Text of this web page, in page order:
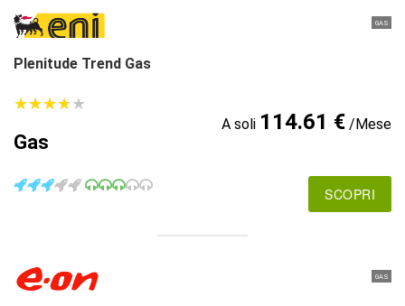
GAS
Plenitude Trend Gas
★★★★★
★★★★★
Gas
A soli 114.61 €/Mese
SCOPRI
GAS